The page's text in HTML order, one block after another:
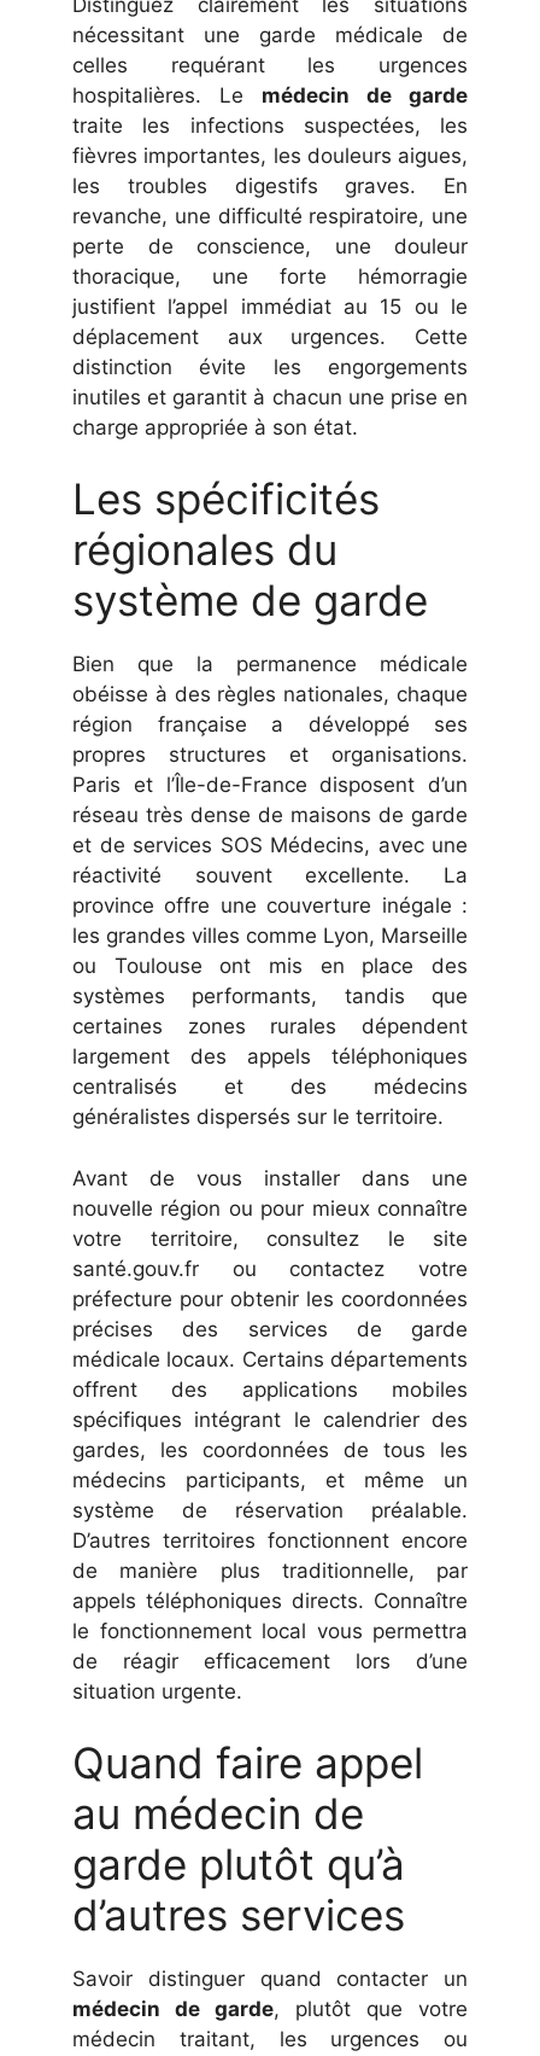
nécessitant une garde médicale de
celles requérant les urgences
hospitalières. Le médecin de garde
traite les infections suspectées, les
fièvres importantes, les douleurs aigues,
les troubles digestifs graves. En
revanche, une difficulté respiratoire, une
perte de conscience, une douleur
thoracique, une forte hémorragie
justifient l’appel immédiat au 15 ou le
déplacement aux urgences. Cette
distinction évite les engorgements
inutiles et garantit à chacun une prise en
charge appropriée à son état.
Les spécificités
régionales du
système de garde
Bien que la permanence médicale
obéisse à des règles nationales, chaque
région française a développé ses
propres structures et organisations.
Paris et l’Île-de-France disposent d’un
réseau très dense de maisons de garde
et de services SOS Médecins, avec une
réactivité souvent excellente. La
province offre une couverture inégale :
les grandes villes comme Lyon, Marseille
ou Toulouse ont mis en place des
systèmes performants, tandis que
certaines zones rurales dépendent
largement des appels téléphoniques
centralisés et des médecins
généralistes dispersés sur le territoire.
Avant de vous installer dans une
nouvelle région ou pour mieux connaître
votre territoire, consultez le site
santé.gouv.fr ou contactez votre
préfecture pour obtenir les coordonnées
précises des services de garde
médicale locaux. Certains départements
offrent des applications mobiles
spécifiques intégrant le calendrier des
gardes, les coordonnées de tous les
médecins participants, et même un
système de réservation préalable.
D’autres territoires fonctionnent encore
de manière plus traditionnelle, par
appels téléphoniques directs. Connaître
le fonctionnement local vous permettra
de réagir efficacement lors d’une
situation urgente.
Quand faire appel
au médecin de
garde plutôt qu’à
d’autres services
Savoir distinguer quand contacter un
médecin de garde, plutôt que votre
médecin traitant, les urgences ou